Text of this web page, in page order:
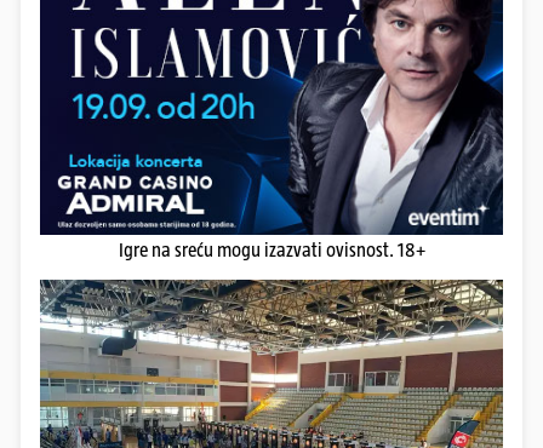
Igre na sreću mogu izazvati ovisnost. 18+